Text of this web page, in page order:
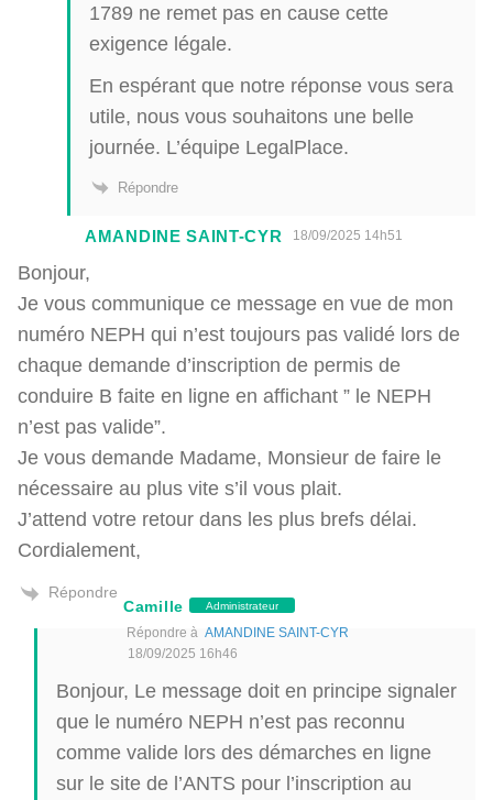
1789 ne remet pas en cause cette
exigence légale.
En espérant que notre réponse vous sera
utile, nous vous souhaitons une belle
journée. L’équipe LegalPlace.
Répondre
AMANDINE SAINT-CYR 18/09/2025 14h51
Bonjour,
Je vous communique ce message en vue de mon
numéro NEPH qui n’est toujours pas validé lors de
chaque demande d’inscription de permis de
conduire B faite en ligne en affichant ” le NEPH
n’est pas valide”.
Je vous demande Madame, Monsieur de faire le
nécessaire au plus vite s’il vous plait.
J’attend votre retour dans les plus brefs délai.
Cordialement,
Répondre
Camille Administrateur
Répondre à AMANDINE SAINT-CYR
18/09/2025 16h46
Bonjour, Le message doit en principe signaler
que le numéro NEPH n’est pas reconnu
comme valide lors des démarches en ligne
sur le site de l’ANTS pour l’inscription au